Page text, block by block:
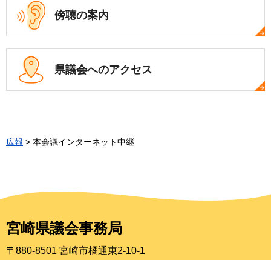
傍聴の案内
県議会へのアクセス
広報 > 本会議インターネット中継
宮崎県議会事務局
〒880-8501 宮崎市橘通東2-10-1